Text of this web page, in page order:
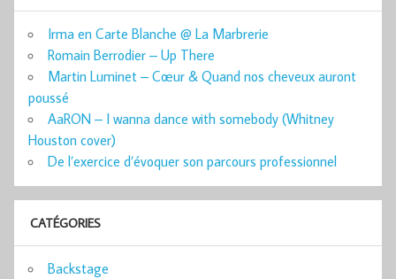
Irma en Carte Blanche @ La Marbrerie
Romain Berrodier – Up There
Martin Luminet – Cœur & Quand nos cheveux auront
poussé
AaRON – I wanna dance with somebody (Whitney
Houston cover)
De l’exercice d’évoquer son parcours professionnel
CATÉGORIES
Backstage